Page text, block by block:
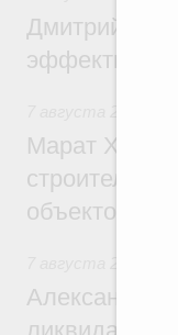
Дмитрий
Марат
объектов
Александр